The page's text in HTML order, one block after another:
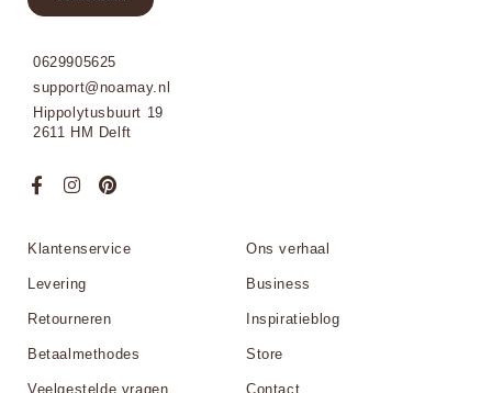
0629905625
support@noamay.nl
Hippolytusbuurt 19
2611 HM Delft
Klantenservice
Levering
Retourneren
Betaalmethodes
Veelgestelde vragen
Ons verhaal
Business
Inspiratieblog
Store
Contact